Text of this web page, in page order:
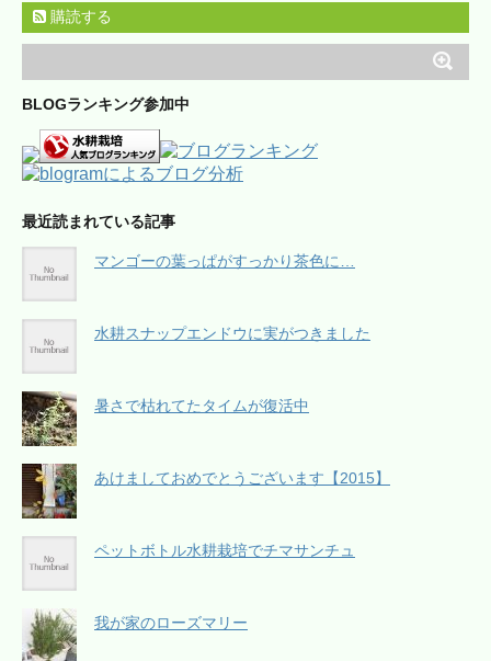
購読する
BLOGランキング参加中
最近読まれている記事
マンゴーの葉っぱがすっかり茶色に…
水耕スナップエンドウに実がつきました
暑さで枯れてたタイムが復活中
あけましておめでとうございます【2015】
ペットボトル水耕栽培でチマサンチュ
我が家のローズマリー